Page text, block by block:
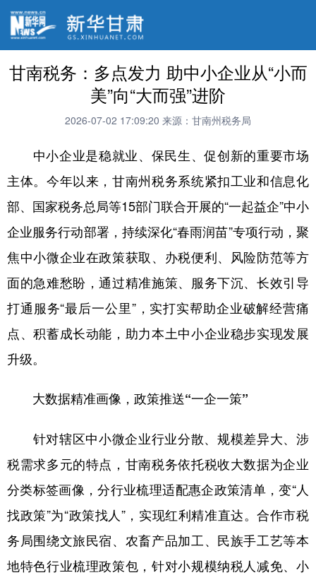
甘南税务：多点发力 助中小企业从“小而
美”向“大而强”进阶
2026-07-02 17:09:20 来源：甘南州税务局
中小企业是稳就业、保民生、促创新的重要市场
主体。今年以来，甘南州税务系统紧扣工业和信息化
部、国家税务总局等15部门联合开展的“一起益企”中小
企业服务行动部署，持续深化“春雨润苗”专项行动，聚
焦中小微企业在政策获取、办税便利、风险防范等方
面的急难愁盼，通过精准施策、服务下沉、长效引导
打通服务“最后一公里”，实打实帮助企业破解经营痛
点、积蓄成长动能，助力本土中小企业稳步实现发展
升级。
大数据精准画像，政策推送“一企一策”
针对辖区中小微企业行业分散、规模差异大、涉
税需求多元的特点，甘南税务依托税收大数据为企业
分类标签画像，分行业梳理适配惠企政策清单，变“人
找政策”为“政策找人”，实现红利精准直达。合作市税
务局围绕文旅民宿、农畜产品加工、民族手工艺等本
地特色行业梳理政策包，针对小规模纳税人减免、小